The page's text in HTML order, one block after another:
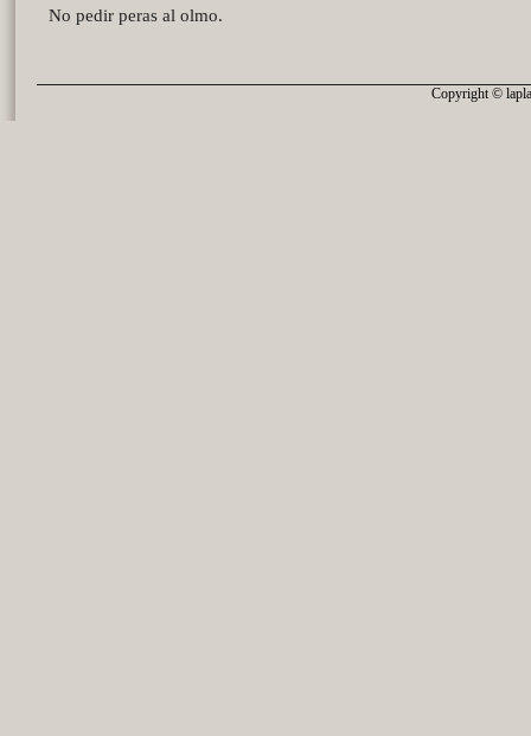
No pedir peras al olmo.
Copyright ©